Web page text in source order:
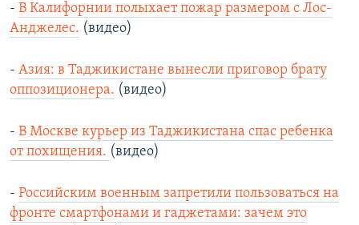
- В Калифорнии полыхает пожар размером с Лос-
Анджелес. (видео)
- Азия: в Таджикистане вынесли приговор брату
оппозиционера. (видео)
- В Москве курьер из Таджикистана спас ребенка
от похищения. (видео)
- Российским военным запретили пользоваться на
фронте смартфонами и гаджетами: зачем это